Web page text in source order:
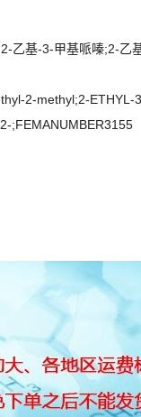
乙基-3-甲基哌嗪;2-
2-methyl;2-
;FEMANUMBER3155